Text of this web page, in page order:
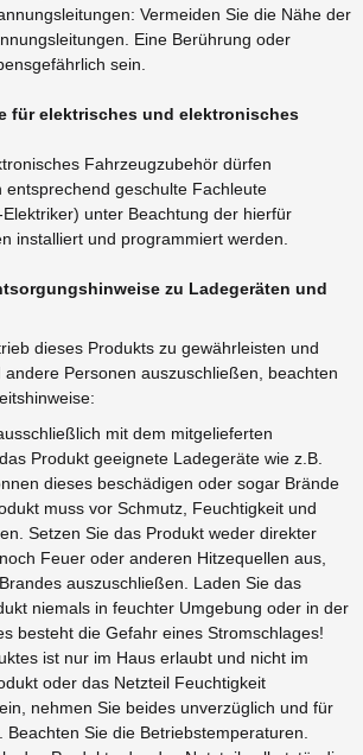
Vermeiden Sie die Nähe der
Eine Berührung oder
sein.
für elektrisches und elektronisches
Fahrzeugzubehör dürfen
entsprechend geschulte Fachleute
unter Beachtung der hierfür
installiert und programmiert werden.
zu Ladegeräten und
dieses Produkts zu gewährleisten und
Personen auszuschließen, beachten
mit dem mitgelieferten
Produkt geeignete Ladegeräte wie z.B.
dieses beschädigen oder sogar Brände
muss vor Schmutz, Feuchtigkeit und
Setzen Sie das Produkt weder direkter
Feuer oder anderen Hitzequellen aus,
auszuschließen. Laden Sie das
niemals in feuchter Umgebung oder in der
besteht die Gefahr eines Stromschlages!
ist nur im Haus erlaubt und nicht im
oder das Netzteil Feuchtigkeit
nehmen Sie beides unverzüglich und für
Sie die Betriebstemperaturen.